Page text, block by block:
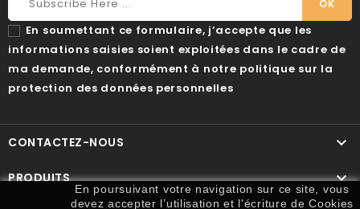
En soumettant ce formulaire, j’accepte que les
informations saisies soient exploitées dans le cadre de
ma demande, conformément à notre politique sur la
protection des données personnelles
CONTACTEZ-NOUS 
PRODUITS 
En poursuivant votre navigation sur ce site, vous
devez accepter l’utilisation et l'écriture de Cookies